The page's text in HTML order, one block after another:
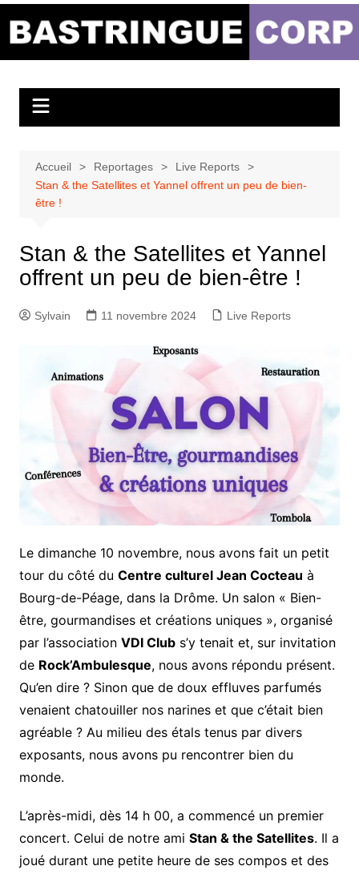
Bastringue Corp –
Musicales
Accueil Reportages
Live Reports
Stan & the Satellites et Yannel offrent un peu de bien-
être !
Stan & the Satellites et Yannel
offrent un peu de bien-être !
Sylvain 11 novembre 2024 Live Reports
Le dimanche 10 novembre, nous avons fait un petit
tour du côté du Centre culturel Jean Cocteau à
Bourg-de-Péage, dans la Drôme. Un salon « Bien-
être, gourmandises et créations uniques », organisé
par l’association VDI Clubs’y tenait et, sur invitation
de Rock’Ambulesque, nous avons répondu présent.
Qu’en dire ? Sinon que de doux effluves parfumés
venaient chatouiller nos narines et que c’était bien
agréable ? Au milieu des étals tenus par divers
exposants, nous avons pu rencontrer bien du
monde.
L’après-midi, dès 14 h 00, a commencé un premier
concert. Celui de notre ami Stan & the Satellites. Il a
joué durant une petite heure de ses compos et des